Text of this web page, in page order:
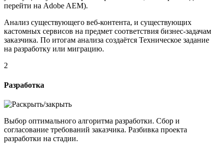
перейти на Adobe AEM).
Анализ существующего веб-контента, и существующих
кастомных сервисов на предмет соответствия бизнес-задачам
заказчика. По итогам анализа создаётся Техническое задание
на разработку или миграцию.
2
Разработка
Выбор оптимального алгоритма разработки. Сбор и
согласование требований заказчика. Разбивка проекта
разработки на стадии.